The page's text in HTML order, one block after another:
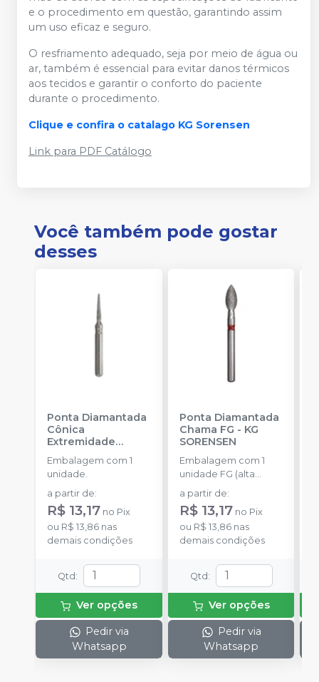
e o procedimento em questão, garantindo assim
um uso eficaz e seguro.
O resfriamento adequado, seja por meio de água ou
ar, também é essencial para evitar danos térmicos
aos tecidos e garantir o conforto do paciente
durante o procedimento.
Clique e confira o catalago KG Sorensen
Link para PDF Catálogo
Você também pode gostar
desses
Ponta Diamantada
Cônica
Extremidade
Arredondada FG
KG SORENSEN
Embalagem com 1
unidade.
a partir de:
R$ 13,17 no Pix
ou R$ 13,86 nas
demais condições
Qtd :
Ver opções
Pedir via
Whatsapp
Ponta Diamantada
Chama FG - KG
SORENSEN
Embalagem com 1
unidade FG (alta
rotação).
a partir de:
R$ 13,17 no Pix
ou R$ 13,86nas
demais condições
Qtd :
Ver opções
Pedir via
Whatsapp